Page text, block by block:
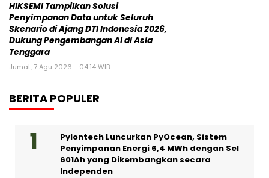
HIKSEMI Tampilkan Solusi
Penyimpanan Data untuk Seluruh
Skenario di Ajang DTI Indonesia 2026,
Dukung Pengembangan AI di Asia
Tenggara
Jumat, 7 Agu 2026 - 04:14 WIB
BERITA POPULER
Pylontech Luncurkan PyOcean, Sistem
Penyimpanan Energi 6,4 MWh dengan Sel
601Ah yang Dikembangkan secara
Independen